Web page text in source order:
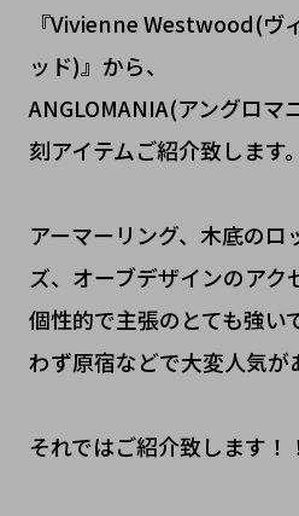
『Vivienne Westwood(ヴ
ッド)』から、
ANGLOMANIA(アングロマ
刻アイテムご紹介致します。
アーマーリング、木底のロ
ズ、オーブデザインのアク
個性的で主張のとても強い
わず原宿などで大変人気が
それではご紹介致します！